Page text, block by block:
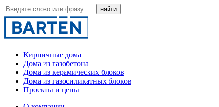
Кирпичные дома
Дома из газобетона
Дома из керамических блоков
Дома из газосиликатных блоков
Проекты и цены